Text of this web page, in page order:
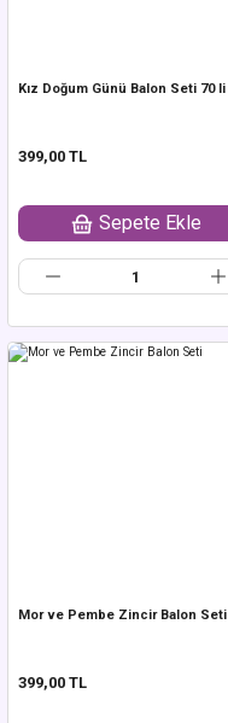
Kız Doğum Günü Balon Seti 70 li
399,00 TL
Sepete Ekle
Mor ve Pembe Zincir Balon Seti
399,00 TL